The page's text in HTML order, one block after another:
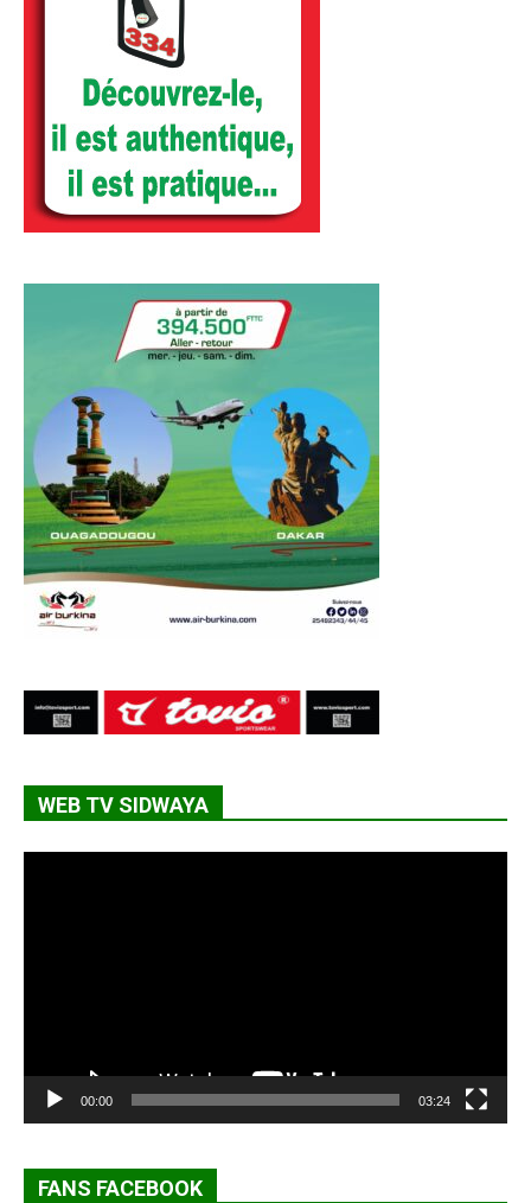
WEB TV SIDWAYA
00:00 03:24
FANS FACEBOOK